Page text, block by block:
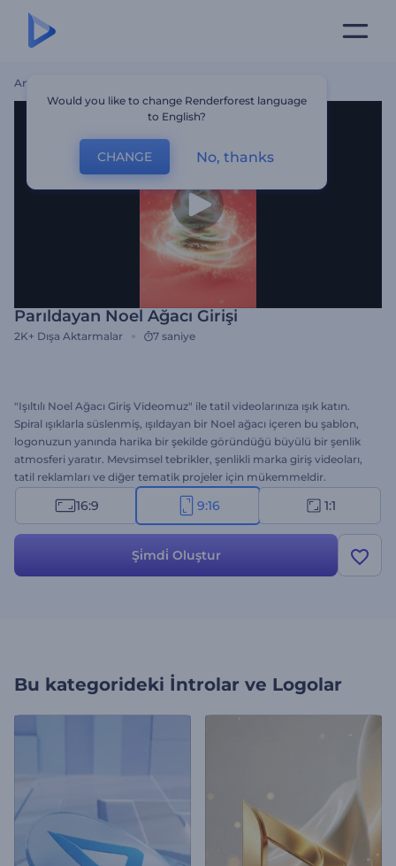
Ana Sayfa
Parıldayan Noel Ağacı Girişi
2K+ Dışa Aktarmalar 7 saniye
"Işıltılı Noel Ağacı Giriş Videomuz" ile tatil videolarınıza ışık katın.
Spiral ışıklarla süslenmiş, ışıldayan bir Noel ağacı içeren bu şablon,
logonuzun yanında harika bir şekilde göründüğü büyülü bir şenlik
atmosferi yaratır. Mevsimsel tebrikler, şenlikli marka giriş videoları,
tatil reklamları ve diğer tematik projeler için mükemmeldir.
Logonuz, mesajınız ve neşeli arka plan müziğinizle kolayca
özelleştirin. Hemen oluşturun ve tatil neşesini yayın!
16:9 9:16 1:1
Şi̇mdi̇ Oluştur
Bu kategorideki İntrolar ve Logolar
Would you like to change Renderforest language
to English?
CHANGE No, thanks